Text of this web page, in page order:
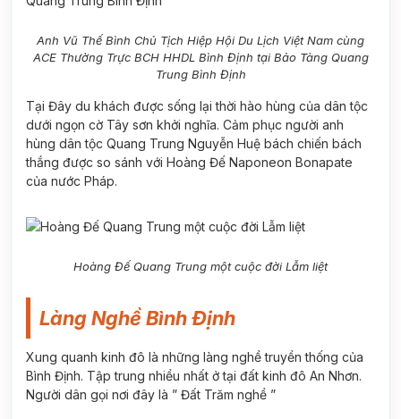
Anh Vũ Thế Bình Chủ Tịch Hiệp Hội Du Lịch Việt Nam cùng
ACE Thường Trực BCH HHDL Bình Định tại Bảo Tàng Quang
Trung Bình Định
Tại Đây du khách được sống lại thời hào hùng của dân tộc
dưới ngọn cờ Tây sơn khởi nghĩa. Cảm phục người anh
hùng dân tộc Quang Trung Nguyễn Huệ bách chiến bách
thắng được so sánh với Hoàng Đế Naponeon Bonapate
của nước Pháp.
Hoàng Đế Quang Trung một cuộc đời Lẫm liệt
Làng Nghề Bình Định
Xung quanh kinh đô là những làng nghề truyền thống của
Bình Định. Tập trung nhiều nhất ở tại đất kinh đô An Nhơn.
Người dân gọi nơi đây là ” Đất Trăm nghề ”